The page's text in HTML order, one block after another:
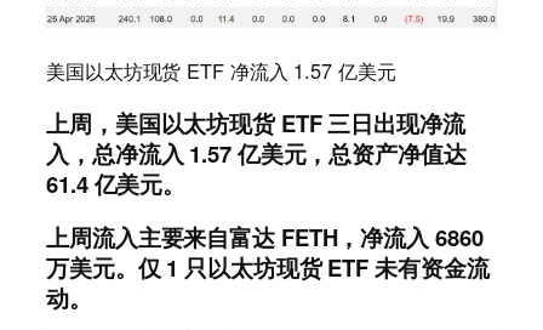
美国以太坊现货 ETF 净流入 1.57 亿美元
上周，美国以太坊现货 ETF 三日出现净流
入，总净流入 1.57 亿美元，总资产净值达
61.4 亿美元。
上周流入主要来自富达 FETH，净流入 6860
万美元。仅 1 只以太坊现货 ETF 未有资金流
动。